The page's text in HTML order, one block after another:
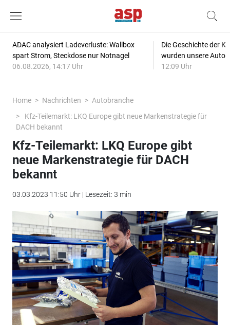
ADAC analysiert Ladeverluste: Wallbox
spart Strom, Steckdose nur Notnagel
06.08.2026, 14:17 Uhr
Die Geschichte der
wurden unsere
12:09 Uhr
Home Nachrichten
Autobranche
Kfz-Teilemarkt: LKQ Europe gibt neue Markenstrategie für
DACH bekannt
Kfz-Teilemarkt: LKQ Europe gibt
neue Markenstrategie für DACH
bekannt
03.03.2023 11:50 Uhr | Lesezeit: 3 min